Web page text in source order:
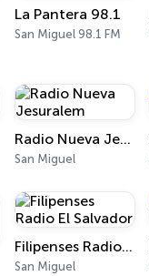
La Pantera 98.1
San Miguel 98.1 FM
Radio Nueva Jesuralem
San Miguel
Filipenses Radio El Salvador
San Miguel